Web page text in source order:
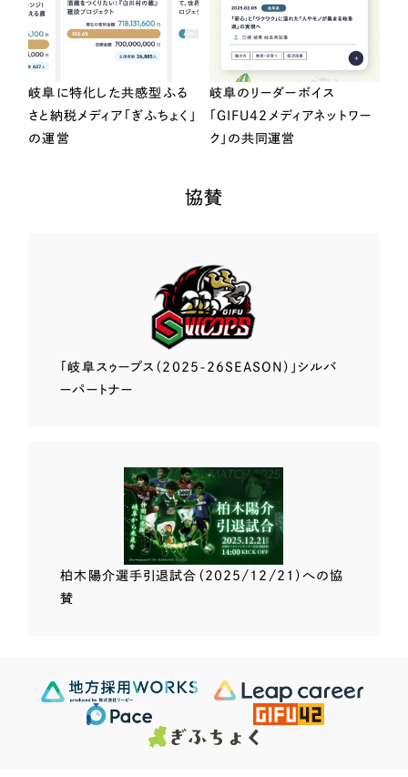
岐阜に特化した共感型ふる
さと納税メディア「ぎふちょく」
の運営
岐阜のリーダーボイス
「GIFU42メディアネットワー
ク」の共同運営
協賛
「岐阜スゥープス （2025-26SEASON）」 シルバ
ーパートナー
柏木陽介選手引退試合（2025/12/21）への協
賛